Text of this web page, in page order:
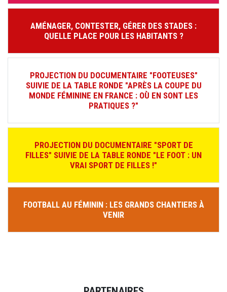
AMÉNAGER, CONTESTER, GÉRER DES STADES :
QUELLE PLACE POUR LES HABITANTS ?
PROJECTION DU DOCUMENTAIRE "FOOTEUSES"
SUIVIE DE LA TABLE RONDE "APRÈS LA COUPE DU
MONDE FÉMININE EN FRANCE : OÙ EN SONT LES
PRATIQUES ?"
PROJECTION DU DOCUMENTAIRE "SPORT DE
FILLES" SUIVIE DE LA TABLE RONDE "LE FOOT : UN
VRAI SPORT DE FILLES !"
FOOTBALL AU FÉMININ : LES GRANDS CHANTIERS À
VENIR